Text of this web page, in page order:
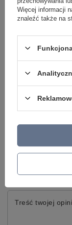
chcesz
Napisz do nas -
dopasowaną do
Napisz
Treść twojej
Więcej informacji
znaleźć także na